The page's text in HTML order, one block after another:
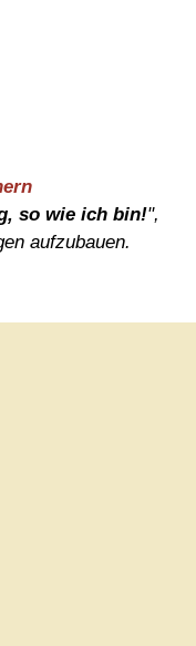
so wie ich bin!",
aufzubauen.